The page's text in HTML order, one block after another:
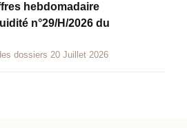
hebdomadaire
n°29/H/2026 du
dossiers 20 Juillet 2026